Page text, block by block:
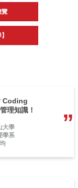
覽
Coding
理知識！
大學
學系